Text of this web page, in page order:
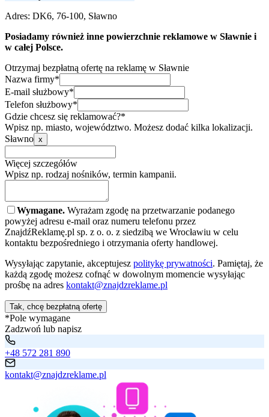
Adres: DK6, 76-100, Sławno
Posiadamy również inne powierzchnie reklamowe w Sławnie i
w całej Polsce.
Otrzymaj bezpłatną ofertę na reklamę w Sławnie
Nazwa firmy*
E-mail służbowy*
Telefon służbowy*
Gdzie chcesz się reklamować?*
Wpisz np. miasto, województwo. Możesz dodać kilka lokalizacji.
Sławno x
Więcej szczegółów
Wpisz np. rodzaj nośników, termin kampanii.
Wymagane. Wyrażam zgodę na przetwarzanie podanego
powyżej adresu e-mail oraz numeru telefonu przez
ZnajdźReklamę.pl sp. z o. o. z siedzibą we Wrocławiu w celu
kontaktu bezpośredniego i otrzymania oferty handlowej.
Wysyłając zapytanie, akceptujesz politykę prywatności. Pamiętaj, że
każdą zgodę możesz cofnąć w dowolnym momencie wysyłając
prośbę na adres kontakt@znajdzreklame.pl
Tak, chcę bezpłatną ofertę
*Pole wymagane
Zadzwoń lub napisz
+48 572 281 890
kontakt@znajdzreklame.pl